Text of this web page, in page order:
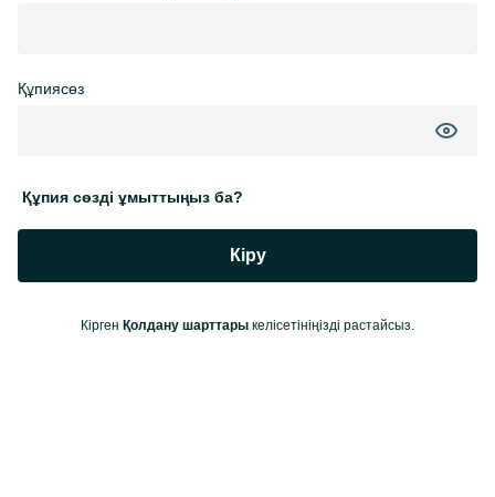
Құпиясөз
Құпия сөзді ұмыттыңыз ба?
Кіру
Кірген Қолдану шарттары келісетініңізді растайсыз.